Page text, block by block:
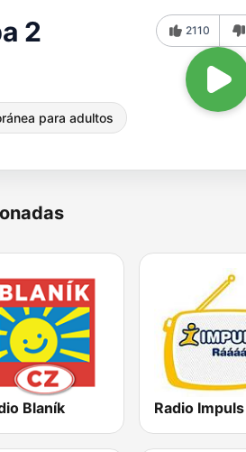
2
para adultos
2110
Blaník Radio Impuls